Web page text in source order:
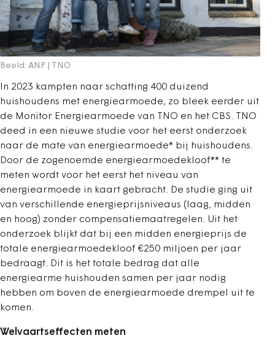
Beeld: ANP | TNO
In 2023 kampten naar schatting 400 duizend
huishoudens met energiearmoede, zo bleek eerder uit
de Monitor Energiearmoede van TNO en het CBS. TNO
deed in een nieuwe studie voor het eerst onderzoek
naar de mate van energiearmoede* bij huishoudens.
Door de zogenoemde energiearmoedekloof** te
meten wordt voor het eerst het niveau van
energiearmoede in kaart gebracht. De studie ging uit
van verschillende energieprijsniveaus (laag, midden
en hoog) zonder compensatiemaatregelen. Uit het
onderzoek blijkt dat bij een midden energieprijs de
totale energiearmoedekloof €250 miljoen per jaar
bedraagt. Dit is het totale bedrag dat alle
energiearme huishouden samen per jaar nodig
hebben om boven de energiearmoede drempel uit te
komen.
Welvaartseffecten meten